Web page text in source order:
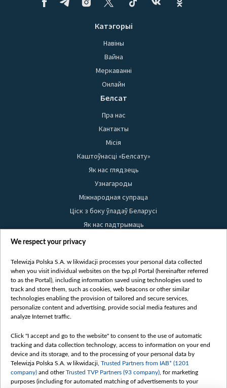
Катэгорыі
Навіны
Вайна
Меркаванні
Онлайн
Белсат
Пра нас
Кантакты
Місія
Каштоўнасці «Белсату»
Як нас глядзець
Узнагароды
Міжнародная супраца
Ціск з боку ўладаў Беларусі
Як нас падтрымаць
Правілы выкарыстання матэрыялаў
Бяспека
Youtube
Белсат news
Белсат Shorts
Жэстачайшы мульт
Belsat English
Biełsat PL
Белсат Now
We respect your privacy
Telewizja Polska S.A. w likwidacji processes your personal data collected
when you visit individual websites on the tvp.pl Portal (hereinafter referred
to as the Portal), including information saved using technologies used to
track and store them, such as cookies, web beacons or other similar
technologies enabling the provision of tailored and secure services,
personalize content and advertising, provide social media features and
analyze Internet traffic.
Click "I accept and go to the website" to consent to the use of automatic
tracking and data collection technology, access to information on your end
device and its storage, and to the processing of your personal data by
Telewizja Polska S.A. w likwidacji, Trusted Partners from IAB* (1201
company) and otherTrusted TVP Partners (93 company) , for marketing
purposes (including for automated matching of advertisements to your